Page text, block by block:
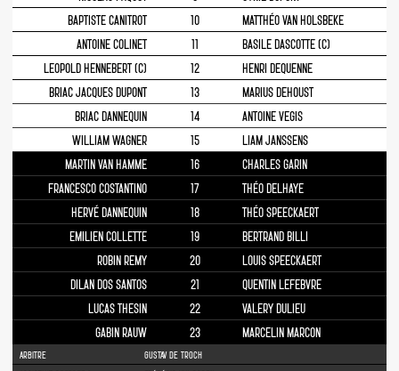
BAPTISTE CANITROT
10
MATTHÉO VAN HOLSBEKE
ANTOINE COLINET
11
BASILE DASCOTTE (C)
LEOPOLD HENNEBERT (C)
12
HENRI DEQUENNE
BRIAC JACQUES DUPONT
13
MARIUS DEHOUST
BRIAC DANNEQUIN
14
ANTOINE VEGIS
WILLIAM WAGNER
15
LIAM JANSSENS
MARTIN VAN HAMME
16
CHARLES GARIN
FRANCESCO COSTANTINO
17
THÉO DELHAYE
HERVÉ DANNEQUIN
18
THÉO SPEECKAERT
EMILIEN COLLETTE
19
BERTRAND BILLI
ROBIN REMY
20
LOUIS SPEECKAERT
DILAN DOS SANTOS
21
QUENTIN LEFEBVRE
LUCAS THESIN
22
VALERY DULIEU
GABIN RAUW
23 MARCELIN MARCON
ARBITRE
GUSTAV DE TROCH